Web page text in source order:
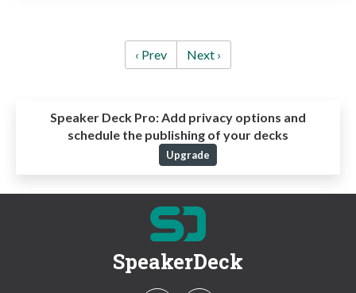
‹ Prev Next ›
Speaker Deck Pro:Add privacy options and
schedule the publishing of your decks
Upgrade
SpeakerDeck